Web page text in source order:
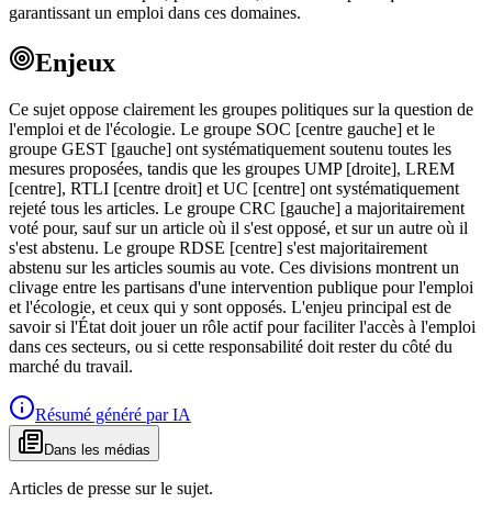
garantissant un emploi dans ces domaines.
Enjeux
Ce sujet oppose clairement les groupes politiques sur la question de
l'emploi et de l'écologie. Le groupe SOC [centre gauche] et le
groupe GEST [gauche] ont systématiquement soutenu toutes les
mesures proposées, tandis que les groupes UMP [droite], LREM
[centre], RTLI [centre droit] et UC [centre] ont systématiquement
rejeté tous les articles. Le groupe CRC [gauche] a majoritairement
voté pour, sauf sur un article où il s'est opposé, et sur un autre où il
s'est abstenu. Le groupe RDSE [centre] s'est majoritairement
abstenu sur les articles soumis au vote. Ces divisions montrent un
clivage entre les partisans d'une intervention publique pour l'emploi
et l'écologie, et ceux qui y sont opposés. L'enjeu principal est de
savoir si l'État doit jouer un rôle actif pour faciliter l'accès à l'emploi
dans ces secteurs, ou si cette responsabilité doit rester du côté du
marché du travail.
Résumé généré par IA
Dans les médias
Articles de presse sur le sujet.